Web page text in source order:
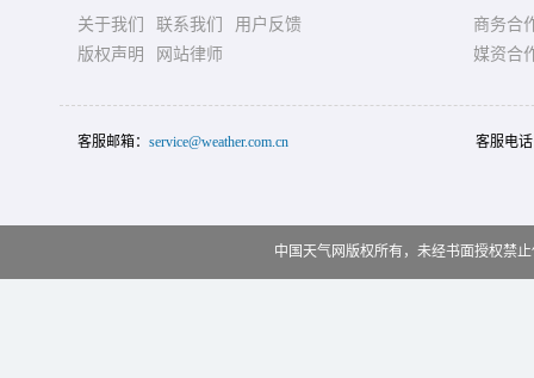
关于我们 联系我们
用户反馈
版权声明
网站律师
商务合
媒资合
客服邮箱： service@weather.com.cn 客服电
中国天气网版权所有，未经书面授权